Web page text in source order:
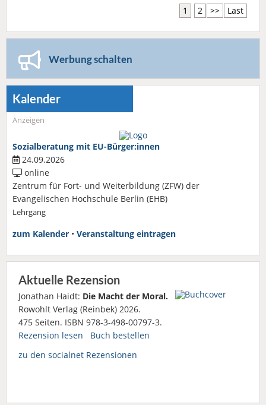
1
2 >> Last
Werbung schalten
Kalender
Anzeigen
Sozialberatung mit EU-Bürger:innen
24.09.2026
online
Zentrum für Fort- und Weiterbildung (ZFW) der
Evangelischen Hochschule Berlin (EHB)
Lehrgang
zum Kalender • Veranstaltung eintragen
Aktuelle Rezension
Jonathan Haidt: Die Macht der Moral.
Rowohlt Verlag (Reinbek) 2026.
475 Seiten. ISBN 978-3-498-00797-3.
Rezension lesen
Buch bestellen
zu den socialnet Rezensionen